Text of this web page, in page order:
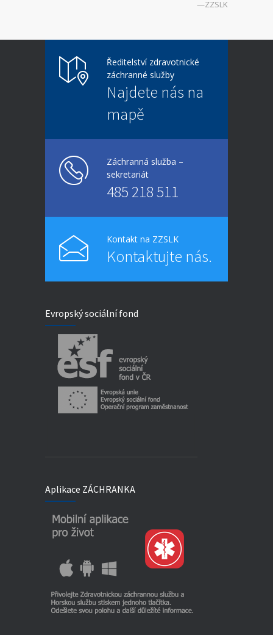
—ZZSLK
Ředitelství zdravotnické
záchranné služby
Najdete nás na
mapě
Záchranná služba –
sekretariát
485 218 511
Kontakt na ZZSLK
Kontaktujte nás.
Evropský sociální fond
Aplikace ZÁCHRANKA